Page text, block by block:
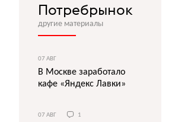
Потребрынок
другие материалы
07 АВГ
В Москве заработало
кафе «Яндекс Лавки»
07 АВГ 1